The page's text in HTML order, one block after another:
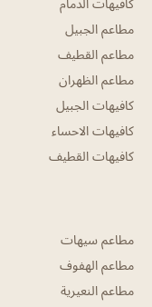
كافيهات الدمام
مطاعم الجبيل
مطاعم القطيف
مطاعم الظهران
كافيهات الجبيل
كافيهات الاحساء
كافيهات القطيف
مطاعم سيهات
مطاعم الهفوف
مطاعم النعيرية